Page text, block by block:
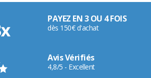
PAYEZ EN 3 OU 4 FOIS
dès 150€ d'achat
Avis Vérifiés
4,8/5 - Excellent